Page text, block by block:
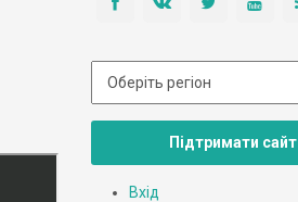
Підтримати сайт
Вхід